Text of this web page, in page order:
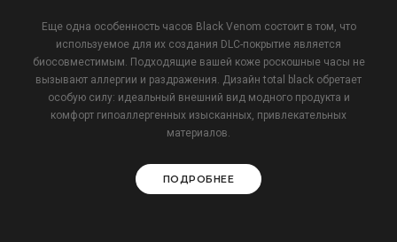
Еще одна особенность часов Black Venom состоит в том, что
используемое для их создания DLC-покрытие является
биосовместимым. Подходящие вашей коже роскошные часы не
вызывают аллергии и раздражения. Дизайн total black обретает
особую силу: идеальный внешний вид модного продукта и
комфорт гипоаллергенных изысканных, привлекательных
материалов.
ПОДРОБНЕЕ